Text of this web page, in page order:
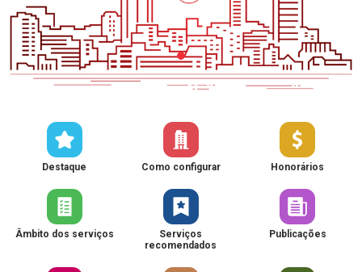
Destaque Como configurar Honorários
Âmbito dos serviços
Serviços
recomendados
Publicações